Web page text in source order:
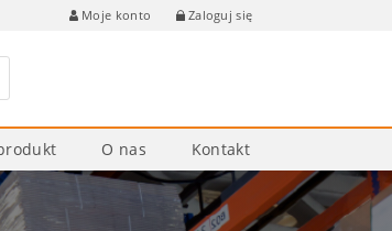
Moje konto Zaloguj się
O nas Kontakt